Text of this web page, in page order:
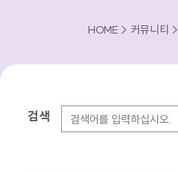
HOME > 커뮤니티 >
검색방법
검색